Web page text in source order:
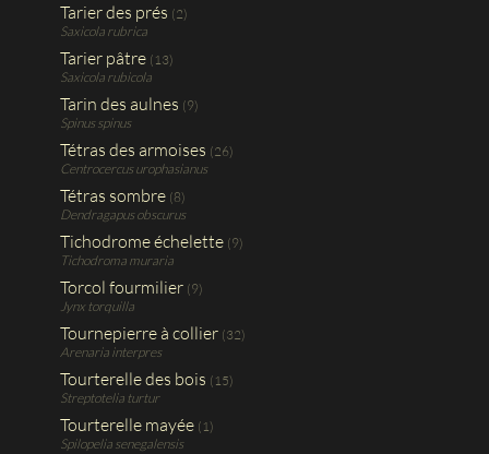
Tarier des prés (2)
Saxicola rubrica
Tarier pâtre (13)
Saxicola rubicola
Tarin des aulnes (9)
Spinus spinus
Tétras des armoises (26)
Centrocercus urophasianus
Tétras sombre (8)
Dendragapus obscurus
Tichodrome échelette (9)
Tichodroma muraria
Torcol fourmilier (9)
Jynx torquilla
Tournepierre à collier (32)
Arenaria interpres
Tourterelle des bois (15)
Streptotelia turtur
Tourterelle mayée (1)
Spilopelia senegalensis